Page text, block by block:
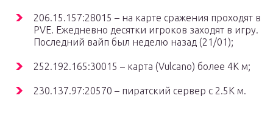
206.15.157:28015 – на карте сражения проходят в
PVE. Ежедневно десятки игроков заходят в игру.
Последний вайп был неделю назад (21/01);
252.192.165:30015 – карта (Vulcano) более 4К м;
230.137.97:20570 – пиратский сервер с 2.5К м.